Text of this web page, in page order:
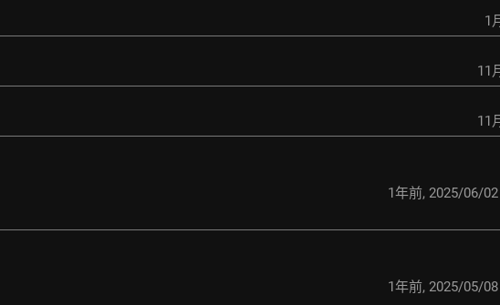
1
11
11
1年前, 2025/06/
1年前, 2025/05/